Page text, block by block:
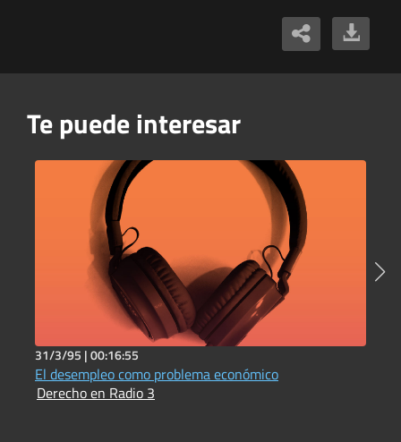
Te puede interesar
31/3/95 |00:16:55
El desempleo como problema económico
Derecho en Radio 3